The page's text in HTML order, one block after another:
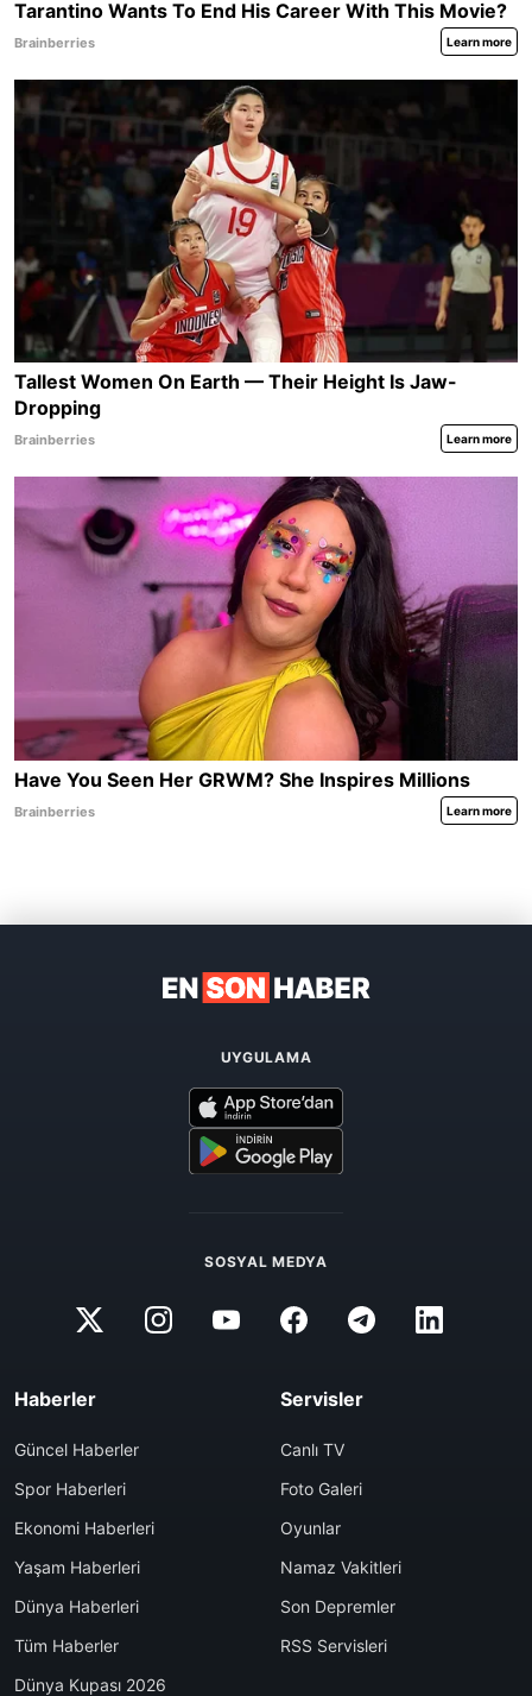
UYGULAMA
SOSYAL MEDYA
Haberler
Güncel Haberler
Spor Haberleri
Ekonomi Haberleri
Yaşam Haberleri
Dünya Haberleri
Tüm Haberler
Dünya Kupası 2026
Servisler
Canlı TV
Foto Galeri
Oyunlar
Namaz Vakitleri
Son Depremler
RSS Servisleri